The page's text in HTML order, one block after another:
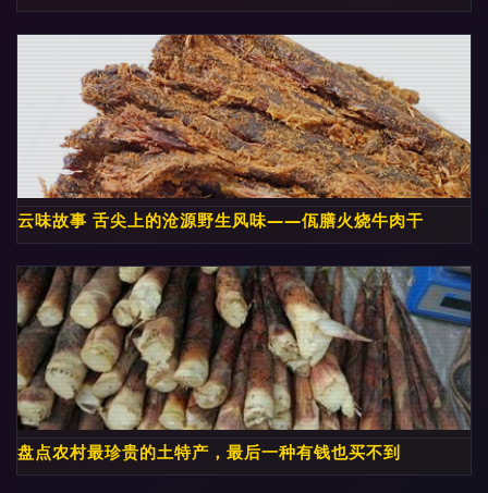
云味故事 舌尖上的沧源野生风味——佤膳火烧牛肉干
盘点农村最珍贵的土特产，最后一种有钱也买不到